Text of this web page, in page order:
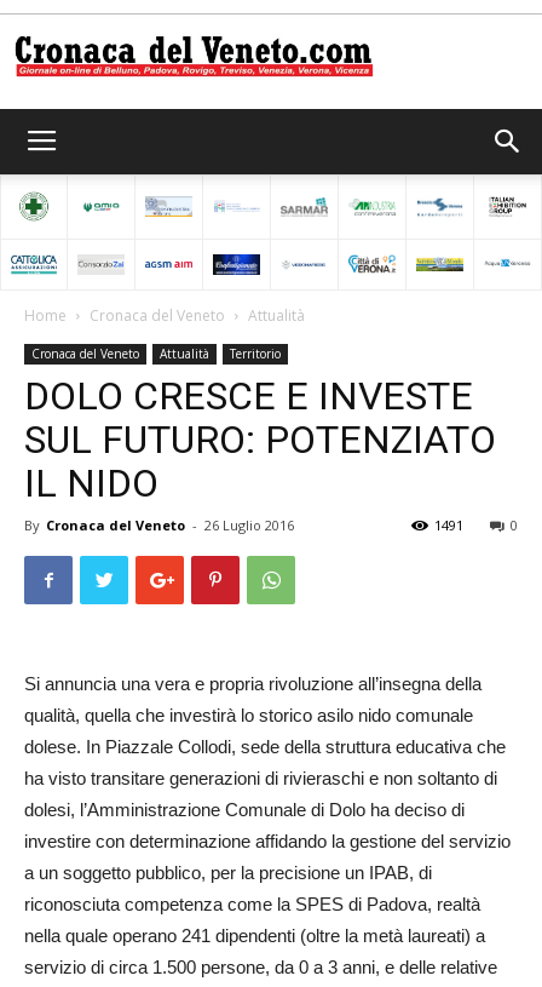
del
Veneto
Home Cronaca del Veneto Attualità
Cronaca del Veneto Attualità Territorio
DOLO CRESCE E INVESTE
SUL FUTURO: POTENZIATO
IL NIDO
By Cronaca del Veneto - 26 Luglio 2016 0
1491
Si annuncia una vera e propria rivoluzione all’insegna della
qualità, quella che investirà lo storico asilo nido comunale
dolese. In Piazzale Collodi, sede della struttura educativa che
ha visto transitare generazioni di rivieraschi e non soltanto di
dolesi, l’Amminis­trazione Comunale di Dolo ha deciso di
investire con determinazione affidando la gestione del servizio
a un soggetto pubblico, per la precisione un IPAB, di
riconosciuta competenza come la SPES di Padova, realtà
nella quale operano 241 dipendenti (oltre la metà laureati) a
servizio di circa 1.500 persone, da 0 a 3 anni, e delle relative